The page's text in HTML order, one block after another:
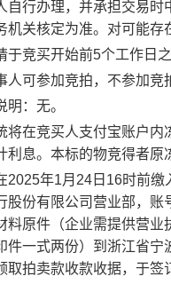
自行办理，并承担交易
机关核定为准。对可能
于竞买开始前5个工作日
人可参加竞拍，不参加
明：无。
将在竞买人支付宝账户
利息。本标的物竞得者
2025年1月24日16时前缴
股份有限公司营业部，
料原件（企业需提供营
件一式两份）到浙江省
取拍卖款收款收据，于